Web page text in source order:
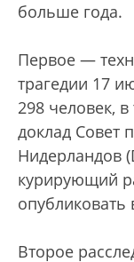
больше года.
Первое —
трагедии 17
298 человек,
доклад Совет
Нидерландов
курирующий
опубликовать
Второе